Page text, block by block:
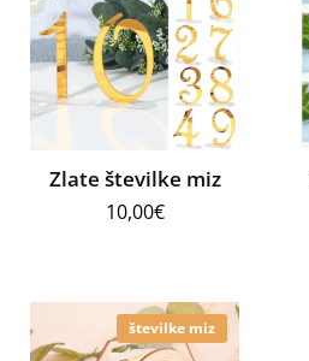
Zlate številke miz
10,00€
številke miz